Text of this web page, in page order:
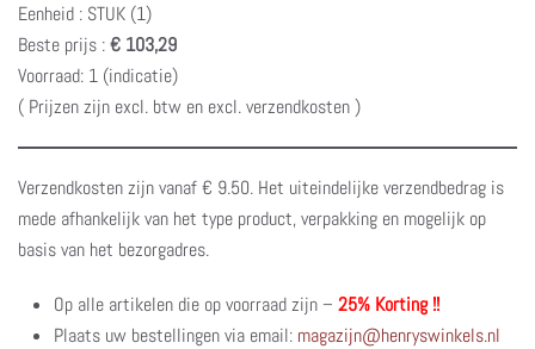
Eenheid : STUK (1)
Beste prijs :€ 103,29
Voorraad: 1 (indicatie)
( Prijzen zijn excl. btw en excl. verzendkosten )
Verzendkosten zijn vanaf € 9.50. Het uiteindelijke verzendbedrag is
mede afhankelijk van het type product, verpakking en mogelijk op
basis van het bezorgadres.
Op alle artikelen die op voorraad zijn – 25% Korting !!
Plaats uw bestellingen via email: magazijn@henryswinkels.nl